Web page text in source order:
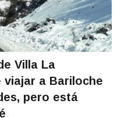
Villa La
viajar a Bariloche
pero está